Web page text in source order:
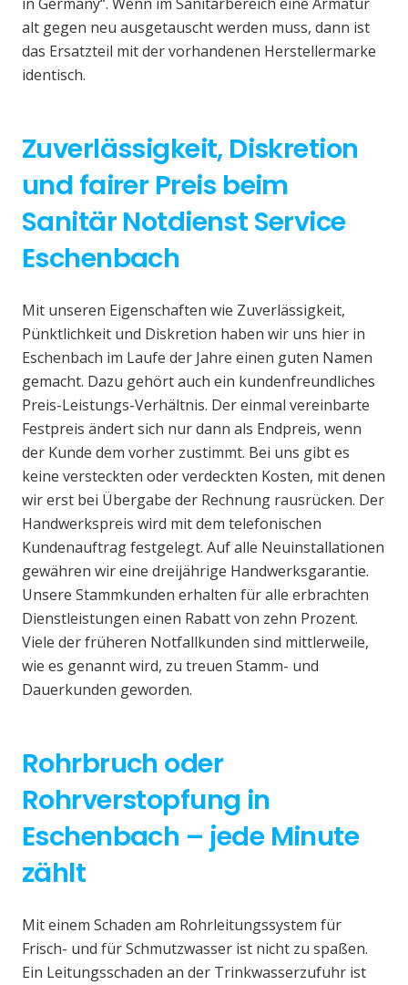
alt gegen neu ausgetauscht werden muss, dann ist
das Ersatzteil mit der vorhandenen Herstellermarke
identisch.
Zuverlässigkeit, Diskretion
und fairer Preis beim
Sanitär Notdienst Service
Eschenbach
Mit unseren Eigenschaften wie Zuverlässigkeit,
Pünktlichkeit und Diskretion haben wir uns hier in
Eschenbach im Laufe der Jahre einen guten Namen
gemacht. Dazu gehört auch ein kundenfreundliches
Preis-Leistungs-Verhältnis. Der einmal vereinbarte
Festpreis ändert sich nur dann als Endpreis, wenn
der Kunde dem vorher zustimmt. Bei uns gibt es
keine versteckten oder verdeckten Kosten, mit denen
wir erst bei Übergabe der Rechnung rausrücken. Der
Handwerkspreis wird mit dem telefonischen
Kundenauftrag festgelegt. Auf alle Neuinstallationen
gewähren wir eine dreijährige Handwerksgarantie.
Unsere Stammkunden erhalten für alle erbrachten
Dienstleistungen einen Rabatt von zehn Prozent.
Viele der früheren Notfallkunden sind mittlerweile,
wie es genannt wird, zu treuen Stamm- und
Dauerkunden geworden.
Rohrbruch oder
Rohrverstopfung in
Eschenbach – jede Minute
zählt
Mit einem Schaden am Rohrleitungssystem für
Frisch- und für Schmutzwasser ist nicht zu spaßen.
Ein Leitungsschaden an der Trinkwasserzufuhr ist